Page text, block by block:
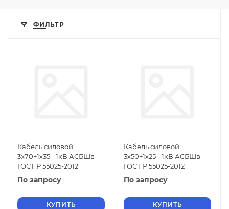
ФИЛЬТР
Кабель силовой
3х70+1х35 - 1кВ АСБШв
ГОСТ Р 55025-2012
По запросу
КУПИТЬ
Кабель силовой
3х50+1х25 - 1кВ АСБШв
ГОСТ Р 55025-2012
По запросу
КУПИТЬ